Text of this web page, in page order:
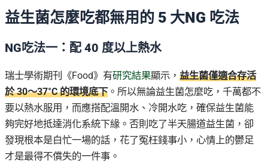
益生菌怎麼吃都無用的 5 大NG 吃法
NG吃法一：配 40 度以上熱水
瑞士學術期刊《Food》有研究結果顯示，益生菌僅適合存活
於 30～37°C 的環境底下。所以無論益生菌怎麼吃，千萬都不
要以熱水服用，而應搭配溫開水、冷開水吃，確保益生菌能
夠完好地抵達消化系統下緣。否則吃了半天腸道益生菌，卻
發現根本是白忙一場的話，花了冤枉錢事小，心情上的鬱足
才是最得不償失的一件事。